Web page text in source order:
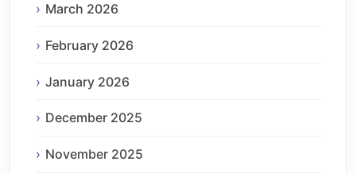
March 2026
February 2026
January 2026
December 2025
November 2025